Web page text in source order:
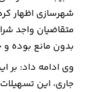
و
مسکن
اقتصاد
ایران
شهرسازی اظهار
متقاضیان واجد
بدون مانع بوده و حداکثر طی 2
وی ادامه داد: بر
جاری، این